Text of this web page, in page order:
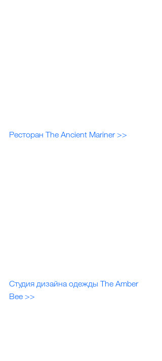
Ресторан The Ancient Mariner >>
Студия дизайна одежды The Amber
Bee >>